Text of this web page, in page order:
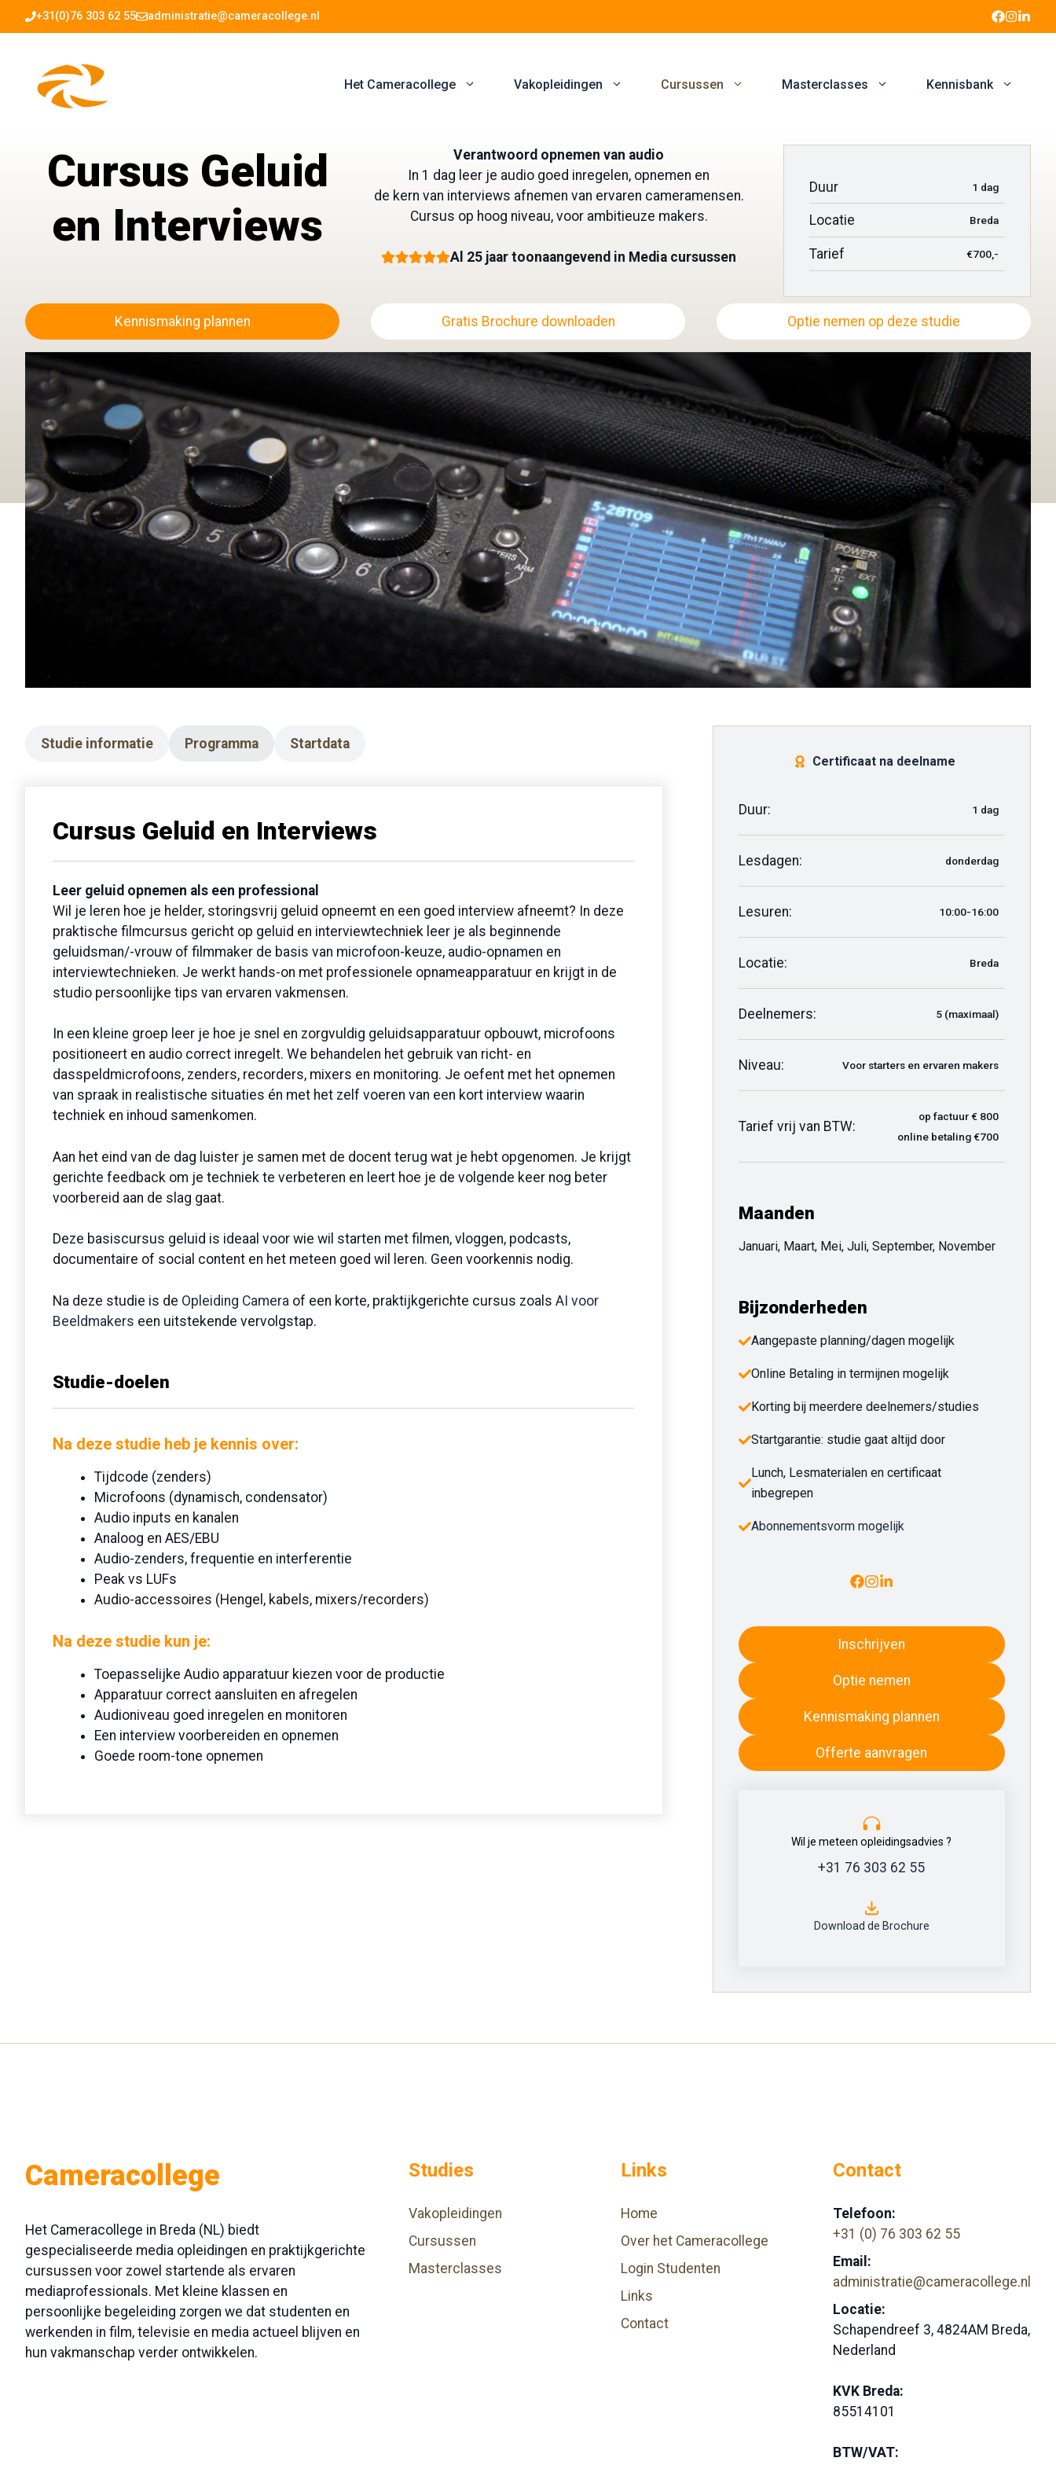
naar
+31(0)76 303 62 55 administratie@cameracollege.nl
Het Cameracollege Vakopleidingen Cursussen Masterclasses Kennisbank
Cursus Geluid
en Interviews
Verantwoord opnemen van audio
In 1 dag leer je audio goed inregelen, opnemen en
de kern van interviews afnemen van ervaren cameramensen.
Cursus op hoog niveau, voor ambitieuze makers.
Al 25 jaar toonaangevend in Media cursussen
Duur 1 dag
Locatie Breda
Tarief €700,-
Kennismaking plannen Gratis Brochure downloaden Optie nemen op deze studie
Studie informatie Programma Startdata
Cursus Geluid en Interviews
Leer geluid opnemen als een professional
Wil je leren hoe je helder, storingsvrij geluid opneemt en een goed interview afneemt? In deze
praktische filmcursus gericht op geluid en interviewtechniek leer je als beginnende
geluidsman/-vrouw of filmmaker de basis van microfoon-keuze, audio-opnamen en
interviewtechnieken. Je werkt hands-on met professionele opnameapparatuur en krijgt in de
studio persoonlijke tips van ervaren vakmensen.
In een kleine groep leer je hoe je snel en zorgvuldig geluidsapparatuur opbouwt, microfoons
positioneert en audio correct inregelt. We behandelen het gebruik van richt- en
dasspeldmicrofoons, zenders, recorders, mixers en monitoring. Je oefent met het opnemen
van spraak in realistische situaties én met het zelf voeren van een kort interview waarin
techniek en inhoud samenkomen.
Aan het eind van de dag luister je samen met de docent terug wat je hebt opgenomen. Je krijgt
gerichte feedback om je techniek te verbeteren en leert hoe je de volgende keer nog beter
voorbereid aan de slag gaat.
Deze basiscursus geluid is ideaal voor wie wil starten met filmen, vloggen, podcasts,
documentaire of social content en het meteen goed wil leren. Geen voorkennis nodig.
Na deze studie is de Opleiding Camera of een korte, praktijkgerichte cursus zoalsAI voor
Beeldmakers een uitstekende vervolgstap.
Studie-doelen
Na deze studie heb je kennis over:
Tijdcode (zenders)
Microfoons (dynamisch, condensator)
Audio inputs en kanalen
Analoog en AES/EBU
Audio-zenders, frequentie en interferentie
Peak vs LUFs
Audio-accessoires (Hengel, kabels, mixers/recorders)
Na deze studie kun je:
Toepasselijke Audio apparatuur kiezen voor de productie
Apparatuur correct aansluiten en afregelen
Audioniveau goed inregelen en monitoren
Een interview voorbereiden en opnemen
Goede room-tone opnemen
Certificaat na deelname
Duur: 1 dag
Lesdagen: donderdag
Lesuren: 10:00-16:00
Locatie: Breda
Deelnemers: 5 (maximaal)
Niveau: Voor starters en ervaren makers
Tarief vrij van BTW:
op factuur € 800
online betaling €700
Maanden
Januari, Maart, Mei, Juli, September, November
Bijzonderheden
Aangepaste planning/dagen mogelijk
Online Betaling in termijnen mogelijk
Korting bij meerdere deelnemers/studies
Startgarantie: studie gaat altijd door
Lunch, Lesmaterialen en certificaat
inbegrepen
Abonnementsvorm mogelijk
Inschrijven
Optie nemen
Kennismaking plannen
Offerte aanvragen
Wil je meteen opleidingsadvies ?
+31 76 303 62 55
Download de Brochure
Cameracollege
Het Cameracollege in Breda (NL) biedt
gespecialiseerde media opleidingen en praktijkgerichte
cursussen voor zowel startende als ervaren
mediaprofessionals. Met kleine klassen en
persoonlijke begeleiding zorgen we dat studenten en
werkenden in film, televisie en media actueel blijven en
hun vakmanschap verder ontwikkelen.
Studies
Vakopleidingen
Cursussen
Masterclasses
Links
Home
Over het Cameracollege
Login Studenten
Links
Contact
Contact
Telefoon:
+31 (0) 76 303 62 55
Email:
administratie@cameracollege.nl
Locatie:
Schapendreef 3, 4824AM Breda,
Nederland
KVK Breda:
85514101
BTW/VAT: